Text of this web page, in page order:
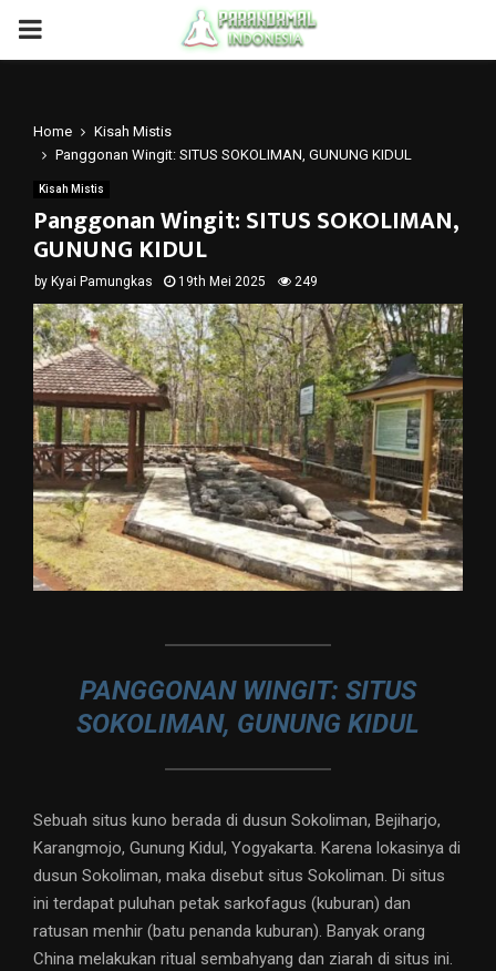
PRIMARY
Home
Kisah Mistis
Panggonan Wingit: SITUS SOKOLIMAN, GUNUNG KIDUL
Kisah Mistis
Panggonan Wingit: SITUS SOKOLIMAN,
GUNUNG KIDUL
by Kyai Pamungkas 19th Mei 2025 249
PANGGONAN WINGIT: SITUS
SOKOLIMAN, GUNUNG KIDUL
Sebuah situs kuno berada di dusun Sokoliman, Bejiharjo,
Karangmojo, Gunung Kidul, Yogyakarta. Karena lokasinya di
dusun Sokoliman, maka disebut situs Sokoliman. Di situs
ini terdapat puluhan petak sarkofagus (kuburan) dan
ratusan menhir (batu penanda kuburan). Banyak orang
China melakukan ritual sembahyang dan ziarah di situs ini.